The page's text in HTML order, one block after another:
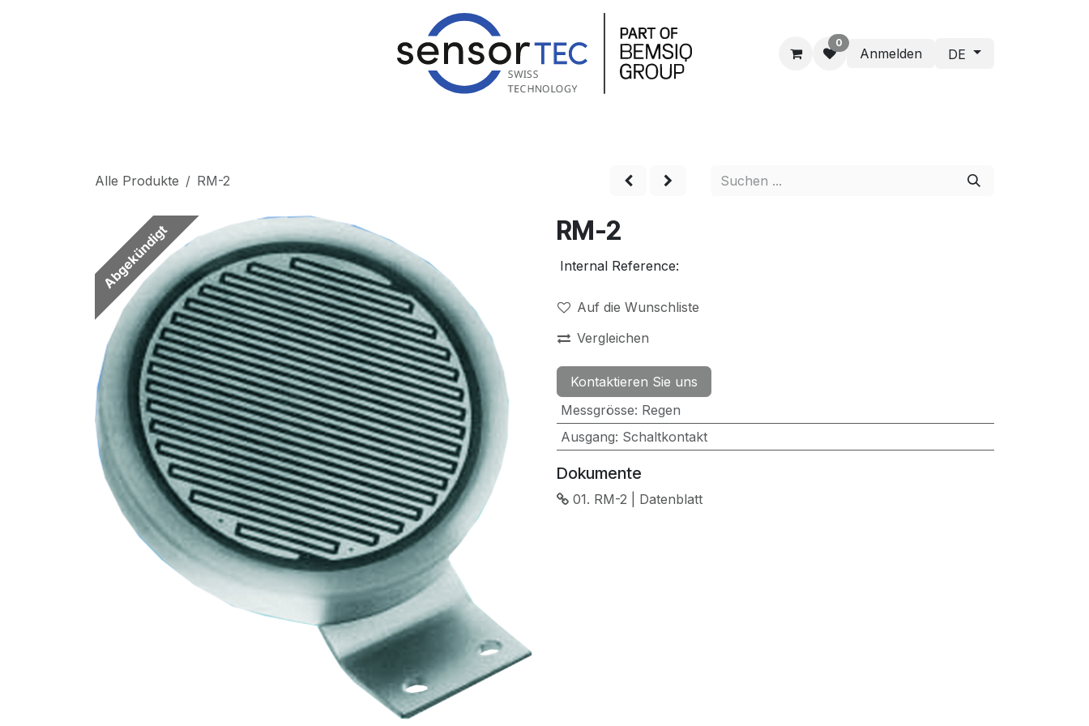
0
Anmelden DE
Alle Produkte RM-2
Abgekündigt RM-2
Internal Reference:
Auf die Wunschliste
Vergleichen
Kontaktieren Sie uns
Messgrösse: Regen
Ausgang: Schaltkontakt
Dokumente
01. RM-2 | Datenblatt